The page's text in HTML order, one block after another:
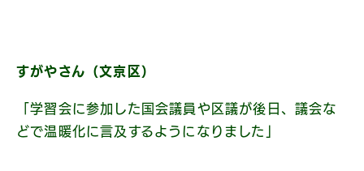
すがやさん（文京区）
「学習会に参加した国会議員や区議が後日、議会な
どで温暖化に言及するようになりました」